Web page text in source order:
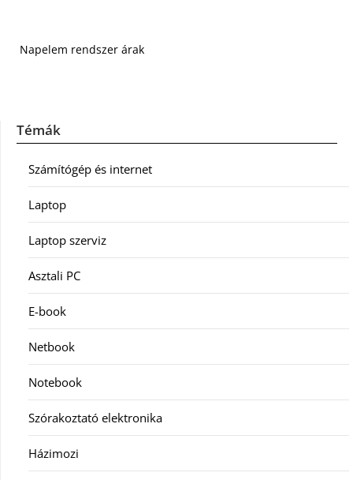
Napelem rendszer árak
Témák
Számítógép és internet
Laptop
Laptop szerviz
Asztali PC
E-book
Netbook
Notebook
Szórakoztató elektronika
Házimozi